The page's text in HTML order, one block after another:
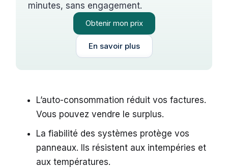
minutes, sans engagement.
Obtenir mon prix
En savoir plus
L’auto-consommation réduit vos factures.
Vous pouvez vendre le surplus.
La fiabilité des systèmes protège vos
panneaux. Ils résistent aux intempéries et
aux températures.